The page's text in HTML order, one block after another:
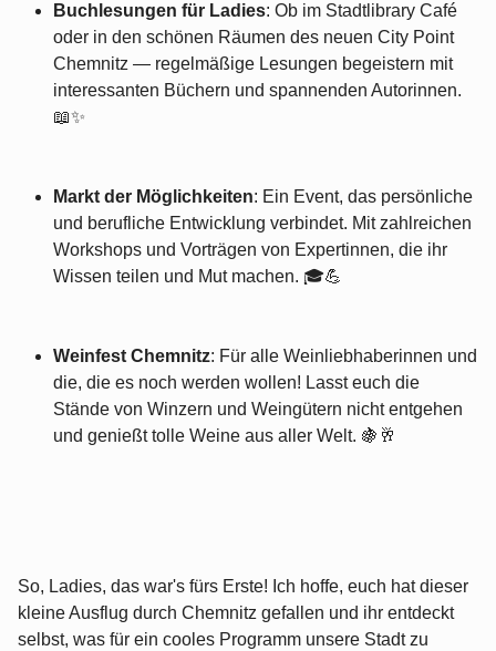
Buchlesungen für Ladies: Ob im Stadtlibrary Café
oder in den schönen Räumen des neuen City Point
Chemnitz — regelmäßige Lesungen begeistern mit
interessanten Büchern und spannenden Autorinnen.
📖✨
Markt der Möglichkeiten: Ein Event, das persönliche
und berufliche Entwicklung verbindet. Mit zahlreichen
Workshops und Vorträgen von Expertinnen, die ihr
Wissen teilen und Mut machen. 🎓💪
Weinfest Chemnitz: Für alle Weinliebhaberinnen und
die, die es noch werden wollen! Lasst euch die
Stände von Winzern und Weingütern nicht entgehen
und genießt tolle Weine aus aller Welt. 🍇🥂
So, Ladies, das war's fürs Erste! Ich hoffe, euch hat dieser
kleine Ausflug durch Chemnitz gefallen und ihr entdeckt
selbst, was für ein cooles Programm unsere Stadt zu